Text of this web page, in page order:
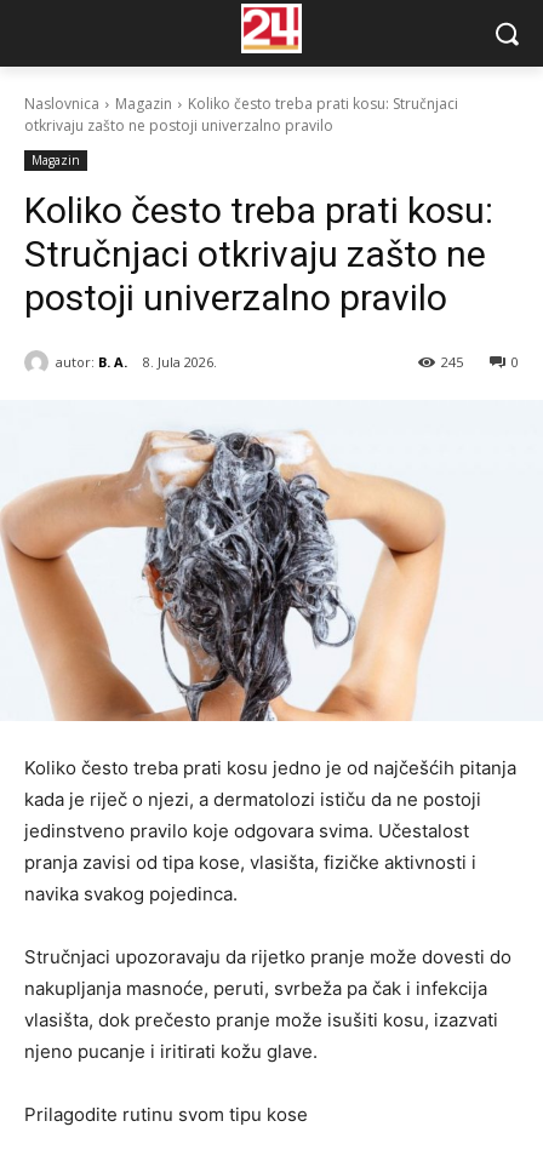
Naslovnica Magazin
Koliko često treba prati kosu: Stručnjaci
otkrivaju zašto ne postoji univerzalno pravilo
Magazin
Koliko često treba prati kosu:
Stručnjaci otkrivaju zašto ne
postoji univerzalno pravilo
autor: B. A. 8. Jula 2026. 0
245
Koliko često treba prati kosu jedno je od najčešćih pitanja
kada je riječ o njezi, a dermatolozi ističu da ne postoji
jedinstveno pravilo koje odgovara svima. Učestalost
pranja zavisi od tipa kose, vlasišta, fizičke aktivnosti i
navika svakog pojedinca.
Stručnjaci upozoravaju da rijetko pranje može dovesti do
nakupljanja masnoće, peruti, svrbeža pa čak i infekcija
vlasišta, dok prečesto pranje može isušiti kosu, izazvati
njeno pucanje i iritirati kožu glave.
Prilagodite rutinu svom tipu kose